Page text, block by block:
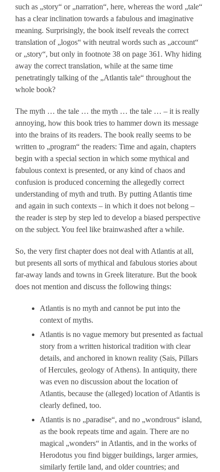
such as „story“ or „narration“, here, whereas the word „tale“
has a clear inclination towards a fabulous and imaginative
meaning. Surprisingly, the book itself reveals the correct
translation of „logos“ with neutral words such as „account“
or „story“, but only in footnote 38 on page 361. Why hiding
away the correct translation, while at the same time
penetratingly talking of the „Atlantis tale“ throughout the
whole book?
The myth … the tale … the myth … the tale … – it is really
annoying, how this book tries to hammer down its message
into the brains of its readers. The book really seems to be
written to „program“ the readers: Time and again, chapters
begin with a special section in which some mythical and
fabulous context is presented, or any kind of chaos and
confusion is produced concerning the allegedly correct
understanding of myth and truth. By putting Atlantis time
and again in such contexts – in which it does not belong –
the reader is step by step led to develop a biased perspective
on the subject. You feel like brainwashed after a while.
So, the very first chapter does not deal with Atlantis at all,
but presents all sorts of mythical and fabulous stories about
far-away lands and towns in Greek literature. But the book
does not mention and discuss the following things:
Atlantis is no myth and cannot be put into the
context of myths.
Atlantis is no vague memory but presented as factual
story from a written historical tradition with clear
details, and anchored in known reality (Sais, Pillars
of Hercules, geology of Athens). In antiquity, there
was even no discussion about the location of
Atlantis, because the (alleged) location of Atlantis is
clearly defined, too.
Atlantis is no „paradise“, and no „wondrous“ island,
as the book repeats time and again. There are no
magical „wonders“ in Atlantis, and in the works of
Herodotus you find bigger buildings, larger armies,
similarly fertile land, and older countries; and